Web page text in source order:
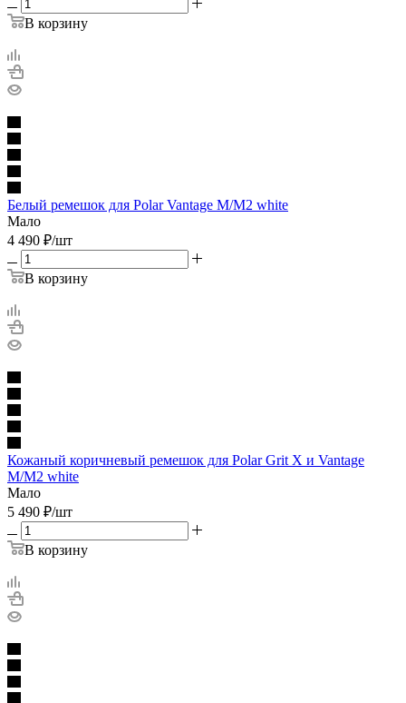
В корзину
Белый ремешок для Polar Vantage M/M2 white
Мало
4 490 ₽/шт
В корзину
Кожаный коричневый ремешок для Polar Grit X и Vantage
M/M2 white
Мало
5 490 ₽/шт
В корзину